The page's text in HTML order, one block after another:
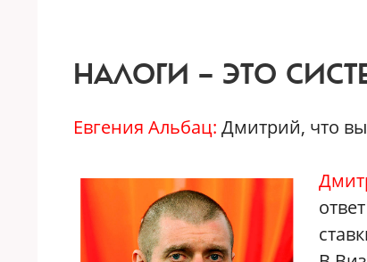
НАЛОГИ — ЭТО
Евгения Альбац: Дмитрий, что